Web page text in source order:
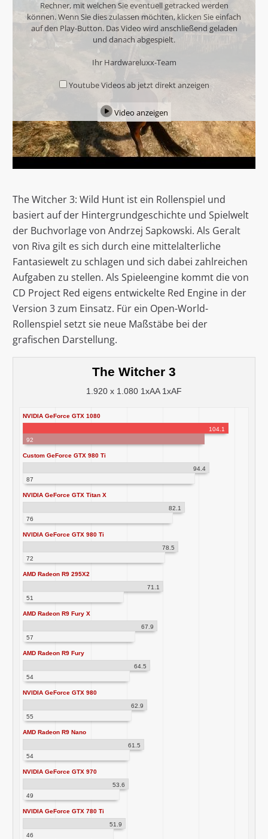
Rechner, mit welchen Sie eventuell getracked werden
können. Wenn Sie dies zulassen möchten, klicken Sie einfach
auf den Play-Button. Das Video wird anschließend geladen
und danach abgespielt.
Ihr Hardwareluxx-Team
Youtube Videos ab jetzt direkt anzeigen
Video anzeigen
The Witcher 3: Wild Hunt ist ein Rollenspiel und
basiert auf der Hintergrundgeschichte und Spielwelt
der Buchvorlage von Andrzej Sapkowski. Als Geralt
von Riva gilt es sich durch eine mittelalterliche
Fantasiewelt zu schlagen und sich dabei zahlreichen
Aufgaben zu stellen. Als Spieleengine kommt die von
CD Project Red eigens entwickelte Red Engine in der
Version 3 zum Einsatz. Für ein Open-World-
Rollenspiel setzt sie neue Maßstäbe bei der
grafischen Darstellung.
The Witcher 3
1.920 x 1.080 1xAA 1xAF
NVIDIA GeForce GTX 1080
104.1
92
Custom GeForce GTX 980 Ti
94.4
87
NVIDIA GeForce GTX Titan X
82.1
76
NVIDIA GeForce GTX 980 Ti
78.5
72
AMD Radeon R9 295X2
71.1
51
AMD Radeon R9 Fury X
67.9
57
AMD Radeon R9 Fury
64.5
54
NVIDIA GeForce GTX 980
62.9
55
AMD Radeon R9 Nano
61.5
54
NVIDIA GeForce GTX 970
53.6
49
NVIDIA GeForce GTX 780 Ti
51.9
46